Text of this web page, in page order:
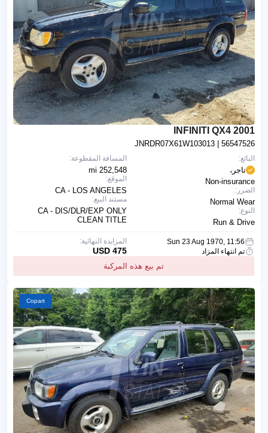
2001 INFINITI QX4
JNRDR07X61W103013 | 56547526
المسافة المقطوعة:
252,548 mi
الموقع:
CA - LOS ANGELES
مستند البيع:
CA - DIS/DLR/EXP ONLY
CLEAN TITLE
البائع:
تاجر،
Non-insurance
الضرر:
Normal Wear
النوع:
Run & Drive
Sun 23 Aug 1970, 11:56
تم انتهاء المزاد
تم بيع هذه المركبة
المزايدة النهائية:
475 USD
Copart